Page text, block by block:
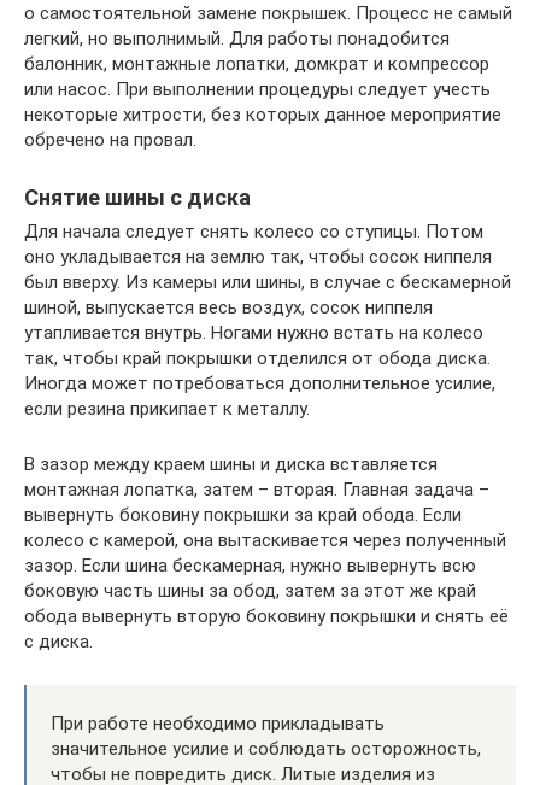
о самостоятельной замене покрышек. Процесс не самый
легкий, но выполнимый. Для работы понадобится
балонник, монтажные лопатки, домкрат и компрессор
или насос. При выполнении процедуры следует учесть
некоторые хитрости, без которых данное мероприятие
обречено на провал.
Снятие шины с диска
Для начала следует снять колесо со ступицы. Потом
оно укладывается на землю так, чтобы сосок ниппеля
был вверху. Из камеры или шины, в случае с бескамерной
шиной, выпускается весь воздух, сосок ниппеля
утапливается внутрь. Ногами нужно встать на колесо
так, чтобы край покрышки отделился от обода диска.
Иногда может потребоваться дополнительное усилие,
если резина прикипает к металлу.
В зазор между краем шины и диска вставляется
монтажная лопатка, затем – вторая. Главная задача –
вывернуть боковину покрышки за край обода. Если
колесо с камерой, она вытаскивается через полученный
зазор. Если шина бескамерная, нужно вывернуть всю
боковую часть шины за обод, затем за этот же край
обода вывернуть вторую боковину покрышки и снять её
с диска.
При работе необходимо прикладывать
значительное усилие и соблюдать осторожность,
чтобы не повредить диск. Литые изделия из